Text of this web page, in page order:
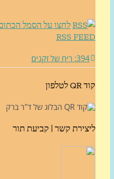
לחצו על הסמל הכתום הקטן
RSS
קשר | קביעת תור